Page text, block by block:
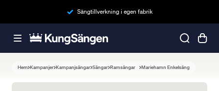
Sängtillverkning i egen fabrik
Hem Kampanjer Kampanjsängar Sängar Ramsängar Mariehamn Enkelsäng